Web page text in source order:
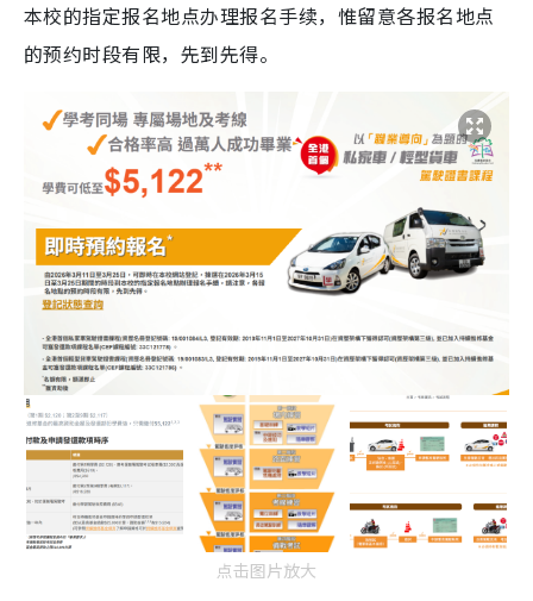
本校的指定报名地点办理报名手续，惟留意各报名地点
的预约时段有限，先到先得。
点击图片放大